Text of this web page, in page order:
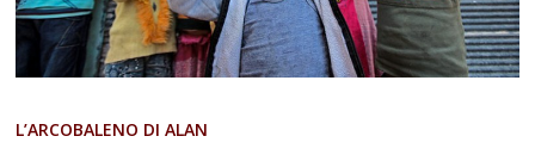
L’ARCOBALENO DI ALAN